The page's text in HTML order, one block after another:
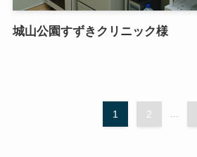
城山公園すずきクリニック様
1 2 ...